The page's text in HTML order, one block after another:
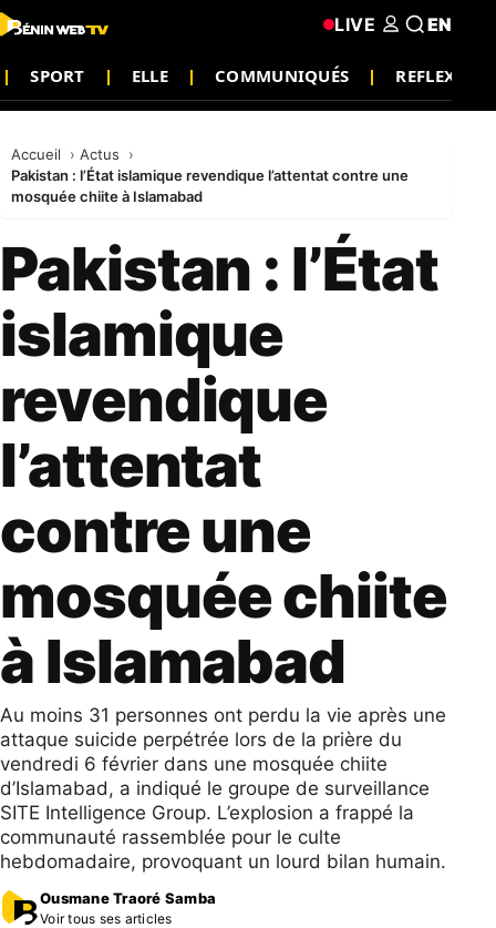
SPORT ELLE COMMUNIQUÉS REFLEXION
LIVE EN
Accueil
Actus
Pakistan : l’État islamique revendique l’attentat contre une
mosquée chiite à Islamabad
Pakistan : l’État
islamique
revendique
l’attentat
contre une
mosquée chiite
à Islamabad
Au moins 31 personnes ont perdu la vie après une
attaque suicide perpétrée lors de la prière du
vendredi 6 février dans une mosquée chiite
d’Islamabad, a indiqué le groupe de surveillance
SITE Intelligence Group. L’explosion a frappé la
communauté rassemblée pour le culte
hebdomadaire, provoquant un lourd bilan humain.
Ousmane Traoré Samba
Voir tous ses articles